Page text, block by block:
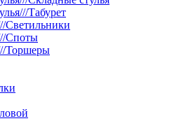
Табурет
Светильники
Споты
Торшеры